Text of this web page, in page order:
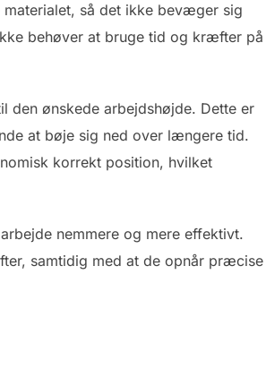
så det ikke bevæger sig
behøver at bruge tid og kræfter på
den ønskede arbejdshøjde. Dette er
at bøje sig ned over længere tid.
korrekt position, hvilket
nemmere og mere effektivt.
samtidig med at de opnår præcise